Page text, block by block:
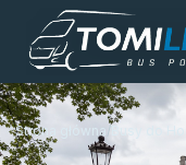
Przejdź do treści
Strona główna / Busy do